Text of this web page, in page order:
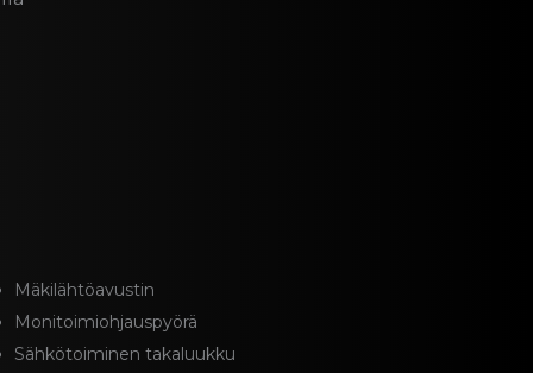
Mäkilähtöavustin
Monitoimiohjauspyörä
Sähkötoiminen takaluukku